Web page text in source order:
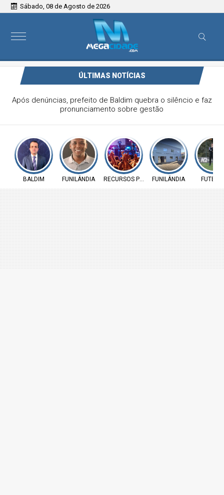
Sábado, 08 de Agosto de 2026
ÚLTIMAS NOTÍCIAS
Vereador Elói Mendes critica falta de investimentos na
Saúde de Funilândia e cobra ação da Prefeitura
BALDIM FUNILÂNDIA RECURSOS PÚBLICOSFUNILÂNDIA